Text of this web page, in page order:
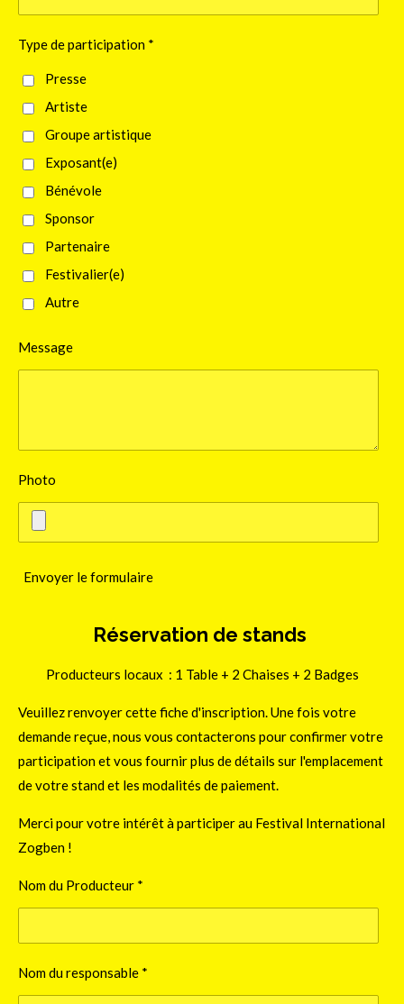
Type de participation *
Presse
Artiste
Groupe artistique
Exposant(e)
Bénévole
Sponsor
Partenaire
Festivalier(e)
Autre
Message
Photo
Envoyer le formulaire
Réservation de stands
Producteurs locaux : 1 Table + 2 Chaises + 2 Badges
Veuillez renvoyer cette fiche d'inscription. Une fois votre
demande reçue, nous vous contacterons pour confirmer votre
participation et vous fournir plus de détails sur l'emplacement
de votre stand et les modalités de paiement.
Merci pour votre intérêt à participer au Festival International
Zogben !
Nom du Producteur *
Nom du responsable *